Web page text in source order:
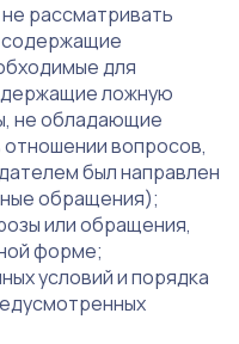
рассматривать
для
ложную
не обладающие
вопросов,
был направлен
обращения);
или обращения,
форме;
условий и порядка